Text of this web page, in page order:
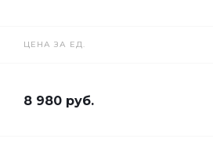
ЦЕНА ЗА ЕД.
8 980 руб.